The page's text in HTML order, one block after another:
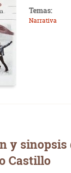
Temas:
Narrativa
y
Castillo